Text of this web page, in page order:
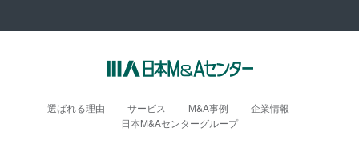
選ばれる理由 サービス M&A事例
企業情報
日本M&Aセンターグループ